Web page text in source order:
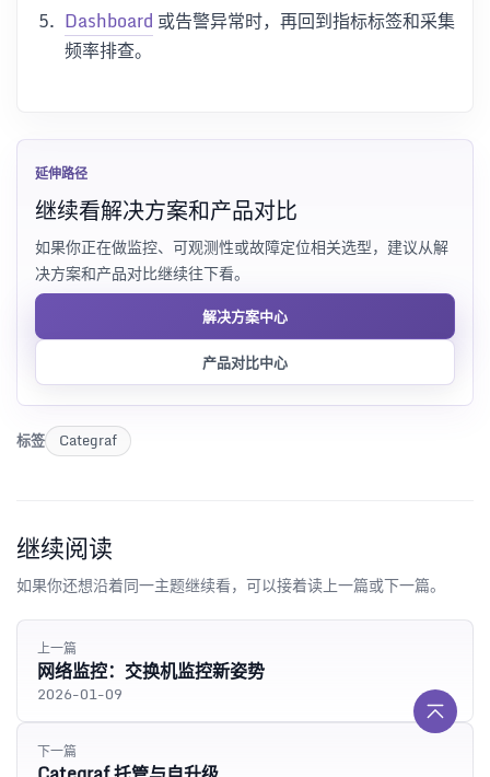
Dashboard 或告警异常时，再回到指标标签和采集
频率排查。
延伸路径
继续看解决方案和产品对比
如果你正在做监控、可观测性或故障定位相关选型，建议从解
决方案和产品对比继续往下看。
解决方案中心
产品对比中心
标签 Categraf
继续阅读
如果你还想沿着同一主题继续看，可以接着读上一篇或下一篇。
上一篇
网络监控：交换机监控新姿势
2026-01-09
下一篇